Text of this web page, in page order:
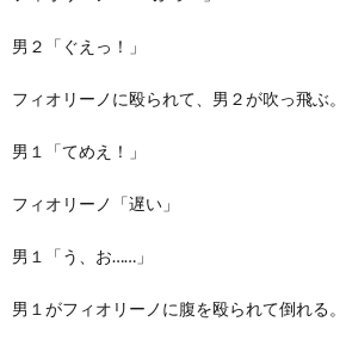
男２「ぐえっ！」
フィオリーノに殴られて、男２が吹っ飛ぶ。
男１「てめえ！」
フィオリーノ「遅い」
男１「う、お……」
男１がフィオリーノに腹を殴られて倒れる。